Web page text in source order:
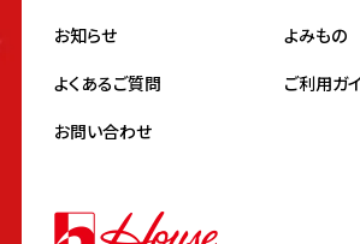
お知らせ
よみもの
よくあるご質問
ご利用ガ
お問い合わせ